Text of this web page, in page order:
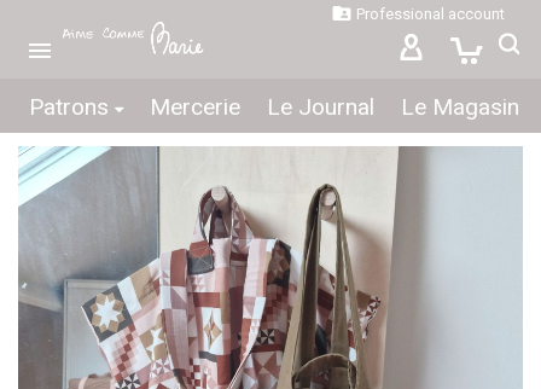
Patrons Mercerie Le Journal Le Magasin
 Professional account
